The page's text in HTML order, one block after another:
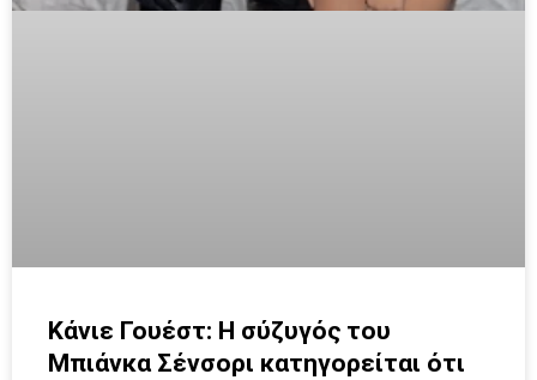
Κάνιε Γουέστ: Η σύζυγός του
Μπιάνκα Σένσορι κατηγορείται ότι